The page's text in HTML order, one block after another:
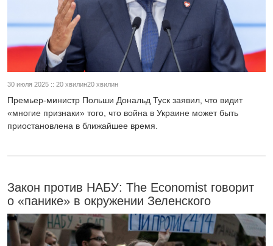
30 июля 2025 :: 20 хвилин20 хвилин
Премьер-министр Польши Дональд Туск заявил, что видит
«многие признаки» того, что война в Украине может быть
приостановлена в ближайшее время.
Закон против НАБУ: The Economist говорит
о «панике» в окружении Зеленского